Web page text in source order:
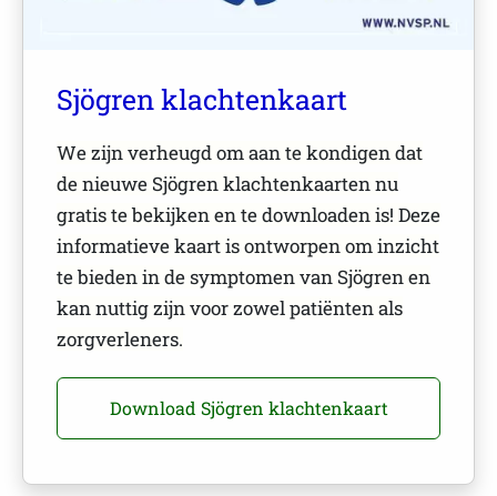
Sjögren klachtenkaart
We zijn verheugd om aan te kondigen dat
de nieuwe Sjögren klachtenkaarten nu
gratis te bekijken en te downloaden is! Deze
informatieve kaart is ontworpen om inzicht
te bieden in de symptomen van Sjögren en
kan nuttig zijn voor zowel patiënten als
zorgverleners.
Download Sjögren klachtenkaart